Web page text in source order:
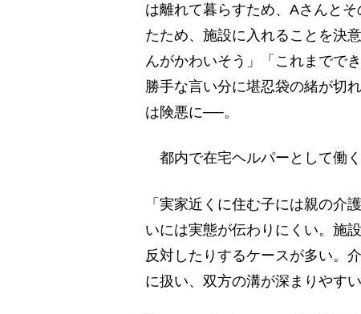
は離れて暮らすため、Aさんと
たため、施設に入れることを決
んがかわいそう」「これまでで
勝手な言い分に堪忍袋の緒が切
は険悪に──。
都内で在宅ヘルパーとして働く
「実家近くに住む子には親の介
いには実態が伝わりにくい。施
反対したりするケースが多い。
に扱い、双方の溝が深まりやす